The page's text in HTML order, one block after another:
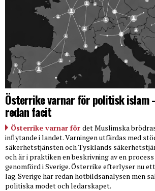
Österrike varnar för politisk islam
redan facit
Österrike varnar för det Muslimska
inflytande i landet. Varningen utfärdas med
säkerhetstjänsten och Tysklands
och är i praktiken en beskrivning av en
genomförd i Sverige. Österrike efterlyser nu
lag. Sverige har redan hotbildsanalysen men
politiska modet och ledarskapet.